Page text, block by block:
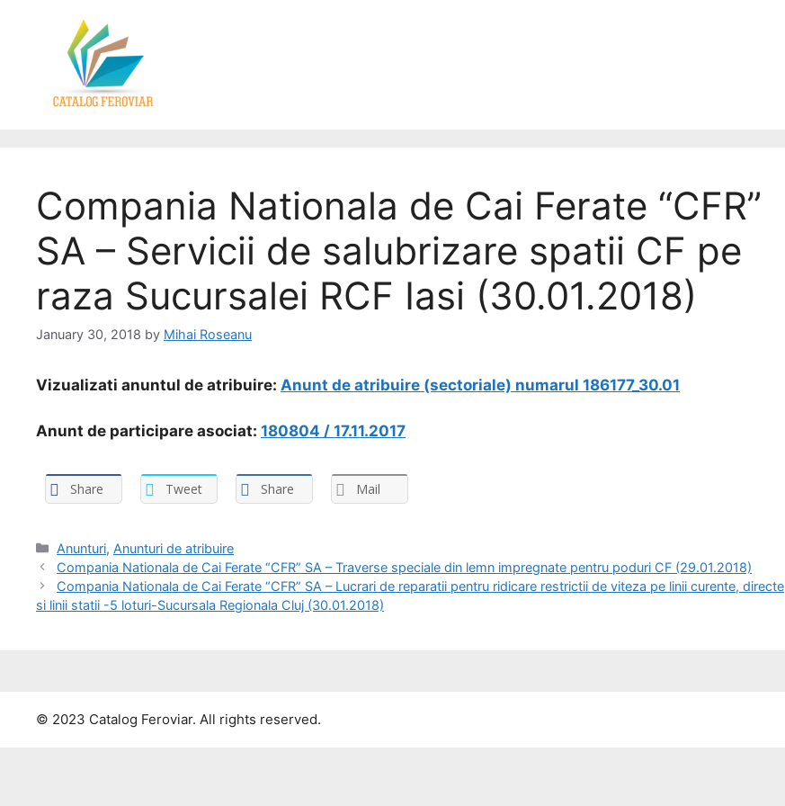
Compania Nationala de Cai Ferate “CFR”
SA – Servicii de salubrizare spatii CF pe
raza Sucursalei RCF Iasi (30.01.2018)
January 30, 2018 by Mihai Roseanu
Vizualizati anuntul de atribuire: Anunt de atribuire (sectoriale) numarul 186177_30.01
Anunt de participare asociat: 180804 / 17.11.2017
Share Tweet Share Mail
Anunturi, Anunturi de atribuire
Compania Nationala de Cai Ferate “CFR” SA – Traverse speciale din lemn impregnate pentru poduri CF (29.01.2018)
Compania Nationala de Cai Ferate “CFR” SA – Lucrari de reparatii pentru ridicare restrictii de viteza pe linii curente, directe
si linii statii -5 loturi-Sucursala Regionala Cluj (30.01.2018)
© 2023 Catalog Feroviar. All rights reserved.